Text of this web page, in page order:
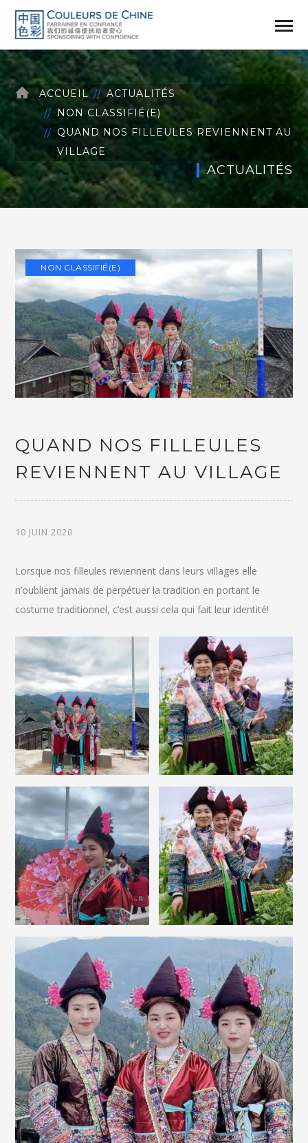
ACCUEIL
ACTUALITÉS
NON CLASSIFIÉ(E)
QUAND NOS FILLEULES REVIENNENT AU
VILLAGE
ACTUALITÉS
NON CLASSIFIÉ(E)
QUAND NOS FILLEULES
REVIENNENT AU VILLAGE
10 JUIN 2020
Lorsque nos filleules reviennent dans leurs villages elle
n’oublient jamais de perpétuer la tradition en portant le
costume traditionnel, c’est aussi cela qui fait leur identité!